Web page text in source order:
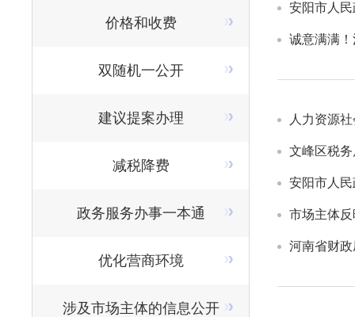
价格和收费
双随机一公开
建议提案办理
减税降费
政务服务办事一本通
优化营商环境
涉及市场主体的信息公开
安阳市人
诚意满满
人力资源
文峰区税
市场主体
河南省财